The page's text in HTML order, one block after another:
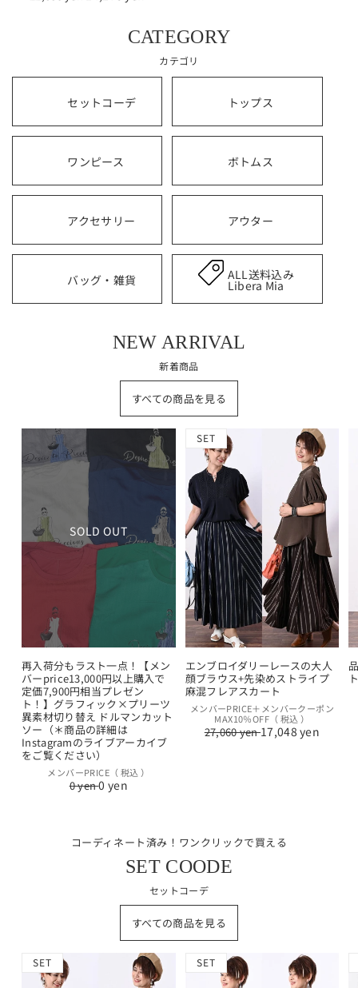
CATEGORY
カテゴリ
セットコーデ トップス
ワンピース ボトムス
アクセサリー アウター
バッグ・雑貨 ALL送料込み
Libera Mia
NEW ARRIVAL
新着商品
すべての商品を見る
SOLD OUT
再入荷分もラスト一点！【メン
バーprice13,000円以上購入で
定価7,900円相当プレゼン
ト！】グラフィック×プリーツ
異素材切り替え ドルマンカット
ソー（＊商品の詳細は
Instagramのライブアーカイブ
をご覧ください）
通
常
セ
ー
メンバーPRICE（ 税込 ）
0 yen0 yen
SET
エンブロイダリーレースの大人
顔ブラウス+先染めストライプ
麻混フレアスカート
通
常
価
セ
ー
ル
メンバーPRICE＋メンバークーポン
MAX10％OFF（ 税込 ）
27,060 yen17,048 yen
コーディネート済み！ワンクリックで買える
SET COODE
セットコーデ
すべての商品を見る
SET SET